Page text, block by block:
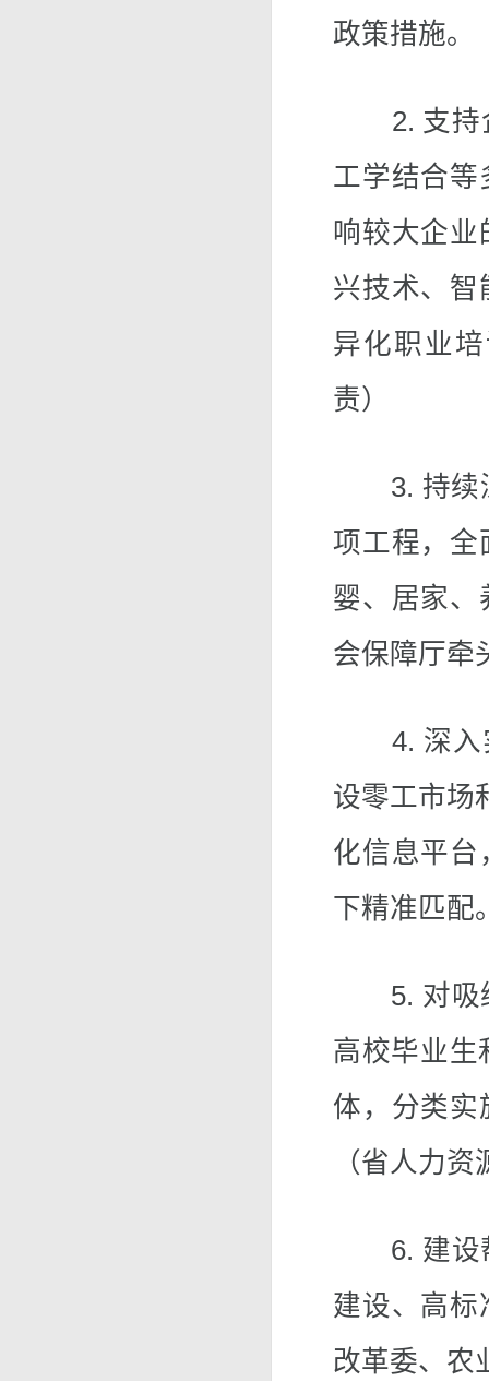
政策措施。
2. 支持企
工学结合等
响较大企
兴技术、智
异化职业
责）
3. 持续深
项工程，全
婴、居家、
会保障厅牵
4. 深入实
设零工市场
化信息平台
下精准匹配
5. 对吸纳
高校毕业
体，分类实
（省人力
6. 建设帮
建设、高
改革委、农